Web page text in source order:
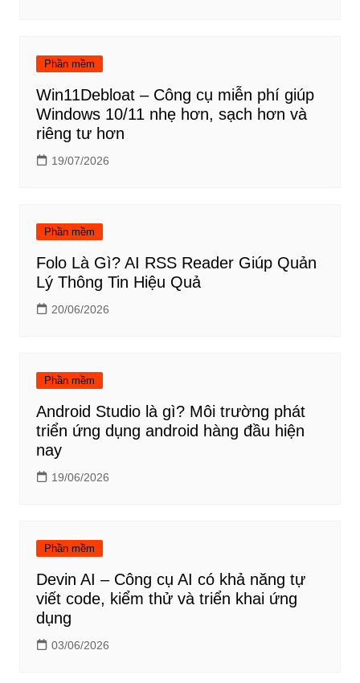
Phần mềm
Win11Debloat – Công cụ miễn phí giúp
Windows 10/11 nhẹ hơn, sạch hơn và
riêng tư hơn
19/07/2026
Phần mềm
Folo Là Gì? AI RSS Reader Giúp Quản
Lý Thông Tin Hiệu Quả
20/06/2026
Phần mềm
Android Studio là gì? Môi trường phát
triển ứng dụng android hàng đầu hiện
nay
19/06/2026
Phần mềm
Devin AI – Công cụ AI có khả năng tự
viết code, kiểm thử và triển khai ứng
dụng
03/06/2026